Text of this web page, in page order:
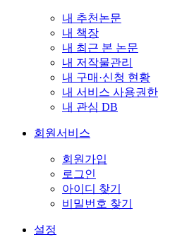
내 추천논문
내 책장
내 최근 본 논문
내 저작물관리
내 구매·신청 현황
내 서비스 사용권한
내 관심 DB
회원서비스
회원가입
로그인
아이디 찾기
비밀번호 찾기
설정